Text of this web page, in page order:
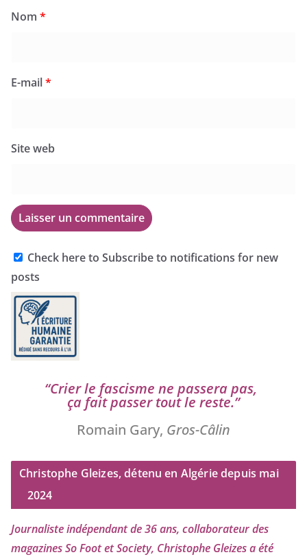
Nom *
E-mail*
Site web
Check here to Subscribe to notifications for new
posts
“Crier le fas­cisme ne pas­se­ra pas,
ça fait pas­ser tout le reste.”
Romain Gary, Gros-Câlin
Christophe Gleizes, détenu en Algérie depuis mai
2024
Journaliste indé­pen­dant de36ans, col­la­bo­ra­teur des
maga­zines So Foot et Society, Christophe Gleizesa été